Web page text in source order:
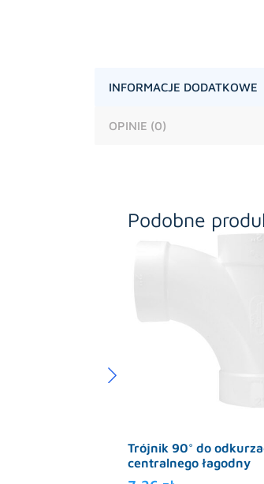
INFORMACJE DODATKOWE
OPINIE (0)
Podobne
Trójnik 90° do
centralnego łagodny